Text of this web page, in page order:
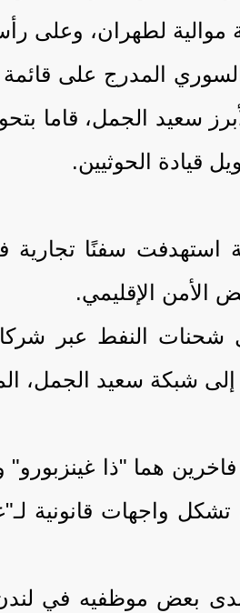
لطهران، وعلى
سعيد الجمل، قاما
قيادة الحوثيين.
استهدفت سفنًا
الأمن الإقليمي.
النفط عبر
شبكة سعيد الجمل،
هما "ذا
تشكل واجهات قانونية
بعض موظفيه في